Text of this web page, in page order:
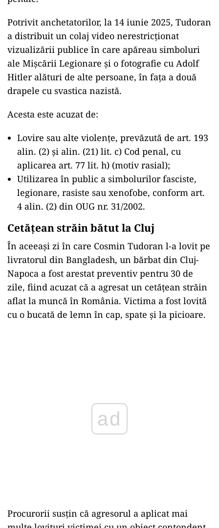
Potrivit anchetatorilor, la 14 iunie 2025, Tudoran
a distribuit un colaj video nerestricționat
vizualizării publice în care apăreau simboluri
ale Mișcării Legionare și o fotografie cu Adolf
Hitler alături de alte persoane, în fața a două
drapele cu svastica nazistă.
Acesta este acuzat de:
Lovire sau alte violențe, prevăzută de art. 193
alin. (2) și alin. (21) lit. c) Cod penal, cu
aplicarea art. 77 lit. h) (motiv rasial);
Utilizarea în public a simbolurilor fasciste,
legionare, rasiste sau xenofobe, conform art.
4 alin. (2) din OUG nr. 31/2002.
Cetăţean străin bătut la Cluj
În aceeaşi zi în care Cosmin Tudoran l-a lovit pe
livratorul din Bangladesh, un bărbat din Cluj-
Napoca a fost arestat preventiv pentru 30 de
zile, fiind acuzat că a agresat un cetățean străin
aflat la muncă în România. Victima a fost lovită
cu o bucată de lemn în cap, spate și la picioare.
ad
Procurorii susțin că agresorul a aplicat mai